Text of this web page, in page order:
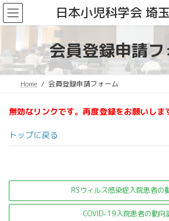
コ
ン
テ
ツ
へ
ス
ナ
ビ
ゲ
シ
ョ
ン
日本小児科学会 埼
会員登録申請
Home 会員登録申請フォーム
無効なリンクです。再度登録をお願いしま
トップに戻る
RSウィルス感染症入院患者の
COVID-19入院患者の動向